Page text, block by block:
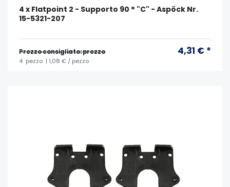
4 x Flatpoint 2 - Supporto 90 ° "C" - Aspöck Nr.
15-5321-207
Prezzo consigliato: prezzo 4,31 € *
4 pezzo | 1,08 € / pezzo